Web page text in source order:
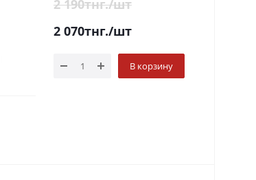
2 190тнг./шт
2 070тнг./шт
В корзину